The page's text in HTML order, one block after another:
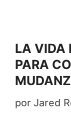
LA VIDA
PARA
por Jared